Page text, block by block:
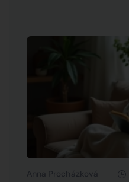
Anna Procházková